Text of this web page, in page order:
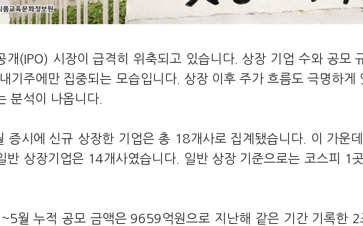
(IPO) 시장이 급격히 위축되고 있습니다. 상장 기업 수와 공모
기주에만 집중되는 모습입니다. 상장 이후 주가 흐름도 극명하게
분석이 나옵니다.
증시에 신규 상장한 기업은 총 18개사로 집계됐습니다. 이 가운
반 상장기업은 14개사였습니다. 일반 상장 기준으로는 코스피 1
월 누적 공모 금액은 9659억원으로 지난해 같은 기간 기록한